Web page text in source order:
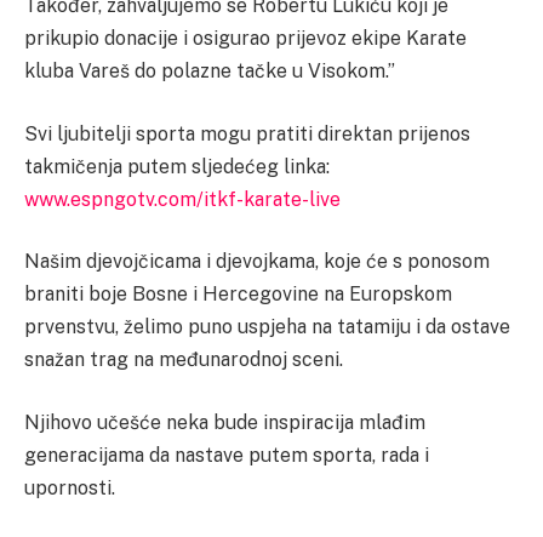
Također, zahvaljujemo se Robertu Lukiću koji je
prikupio donacije i osigurao prijevoz ekipe Karate
kluba Vareš do polazne tačke u Visokom.”
Svi ljubitelji sporta mogu pratiti direktan prijenos
takmičenja putem sljedećeg linka:
www.espngotv.com/itkf-karate-live
Našim djevojčicama i djevojkama, koje će s ponosom
braniti boje Bosne i Hercegovine na Europskom
prvenstvu, želimo puno uspjeha na tatamiju i da ostave
snažan trag na međunarodnoj sceni.
Njihovo učešće neka bude inspiracija mlađim
generacijama da nastave putem sporta, rada i
upornosti.